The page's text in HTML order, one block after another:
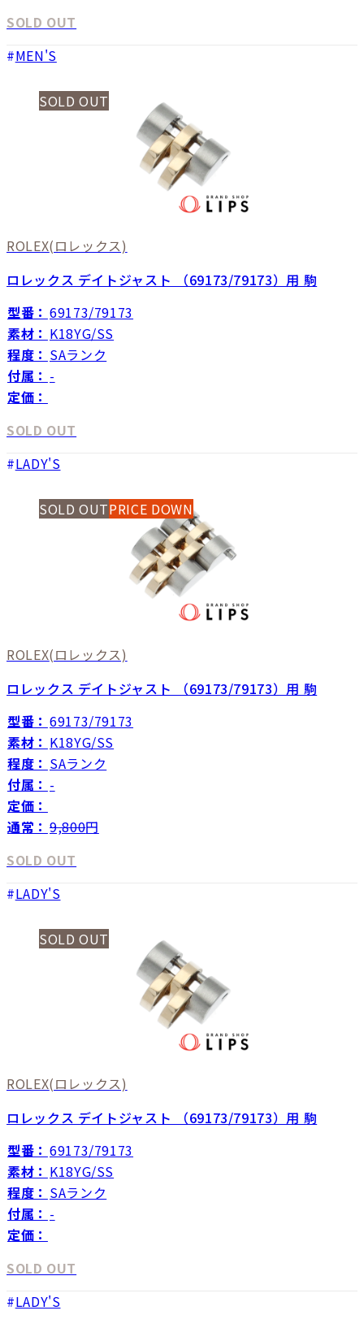
SOLD OUT
MEN'S
SOLD OUT
ROLEX(ロレックス)
ロレックス デイトジャスト （69173/79173）用 駒
型番： 69173/79173
素材： K18YG/SS
程度： SAランク
付属： -
定価：
SOLD OUT
LADY'S
SOLD OUTPRICE DOWN
ROLEX(ロレックス)
ロレックス デイトジャスト （69173/79173）用 駒
型番： 69173/79173
素材： K18YG/SS
程度： SAランク
付属： -
定価：
通常： 9,800円
SOLD OUT
LADY'S
SOLD OUT
ROLEX(ロレックス)
ロレックス デイトジャスト （69173/79173）用 駒
型番： 69173/79173
素材： K18YG/SS
程度： SAランク
付属： -
定価：
SOLD OUT
LADY'S